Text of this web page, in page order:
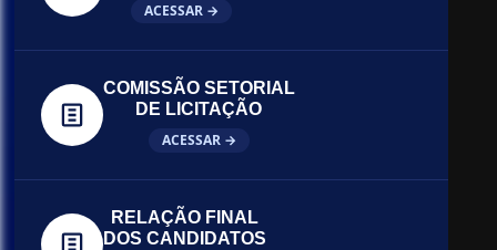
ACESSAR →
COMISSÃO SETORIAL
DE LICITAÇÃO
ACESSAR →
RELAÇÃO FINAL
DOS CANDIDATOS